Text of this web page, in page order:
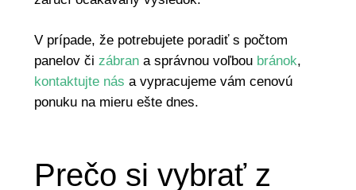
V prípade, že potrebujete poradiť s počtom
panelov či zábrana správnou voľbou bránok,
kontaktujte nás a vypracujeme vám cenovú
ponuku na mieru ešte dnes.
Prečo si vybrať z